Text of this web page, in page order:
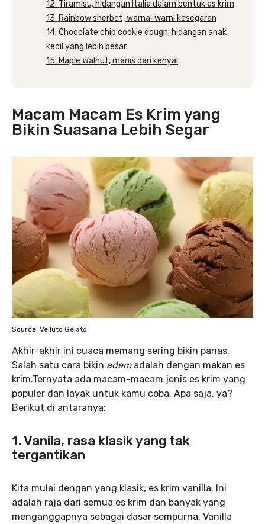
12. Tiramisu, hidangan Italia dalam bentuk es krim
13. Rainbow sherbet, warna-warni kesegaran
14. Chocolate chip cookie dough, hidangan anak
kecil yang lebih besar
15. Maple Walnut, manis dan kenyal
Macam Macam Es Krim yang
Bikin Suasana Lebih Segar
Source: Velluto Gelato
Akhir-akhir ini cuaca memang sering bikin panas.
Salah satu cara bikin adem adalah dengan makan es
krim.Ternyata ada macam-macam jenis es krim yang
populer dan layak untuk kamu coba. Apa saja, ya?
Berikut di antaranya:
1. Vanila, rasa klasik yang tak
tergantikan
Kita mulai dengan yang klasik, es krim vanilla. Ini
adalah raja dari semua es krim dan banyak yang
menganggapnya sebagai dasar sempurna. Vanilla